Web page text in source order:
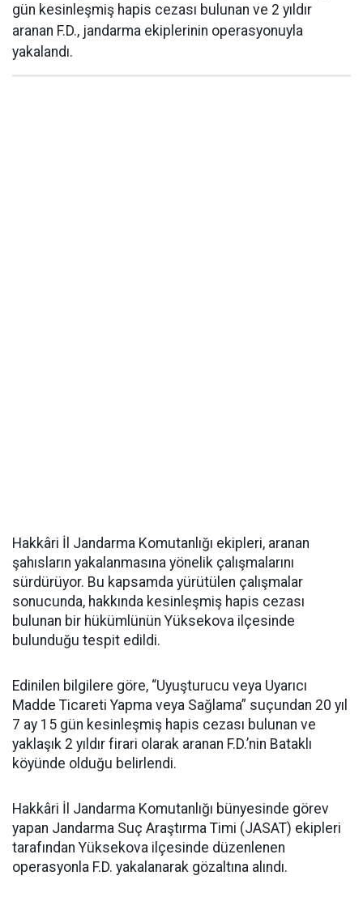
gün kesinleşmiş hapis cezası bulunan ve 2 yıldır
aranan F.D., jandarma ekiplerinin operasyonuyla
yakalandı.
Hakkâri İl Jandarma Komutanlığı ekipleri, aranan
şahısların yakalanmasına yönelik çalışmalarını
sürdürüyor. Bu kapsamda yürütülen çalışmalar
sonucunda, hakkında kesinleşmiş hapis cezası
bulunan bir hükümlünün Yüksekova ilçesinde
bulunduğu tespit edildi.
Edinilen bilgilere göre, “Uyuşturucu veya Uyarıcı
Madde Ticareti Yapma veya Sağlama” suçundan 20 yıl
7 ay 15 gün kesinleşmiş hapis cezası bulunan ve
yaklaşık 2 yıldır firari olarak aranan F.D.’nin Bataklı
köyünde olduğu belirlendi.
Hakkâri İl Jandarma Komutanlığı bünyesinde görev
yapan Jandarma Suç Araştırma Timi (JASAT) ekipleri
tarafından Yüksekova ilçesinde düzenlenen
operasyonla F.D. yakalanarak gözaltına alındı.